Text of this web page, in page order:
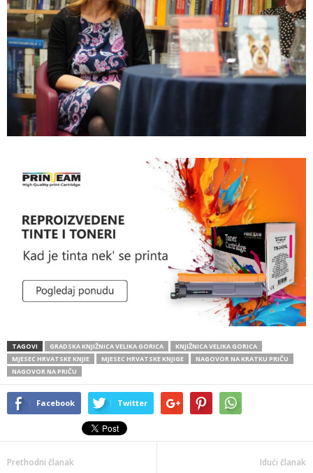
TAGOVI GRADSKA KNJIŽNICA VELIKA GORICA
KNJIŽNICA VELIKA GORICA
MJESEC HRVATSKE KNJIE
MJESEC HRVATSKE KNJIGE
NAGOVOR NA KRATKU PRIČU
NAGOVOR NA PRIČU
Facebook Twitter
Prethodni članak Idući članak